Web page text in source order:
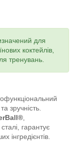
для
коктейлів,
тренувань.
зручність.
гарантує
інгредієнтів.